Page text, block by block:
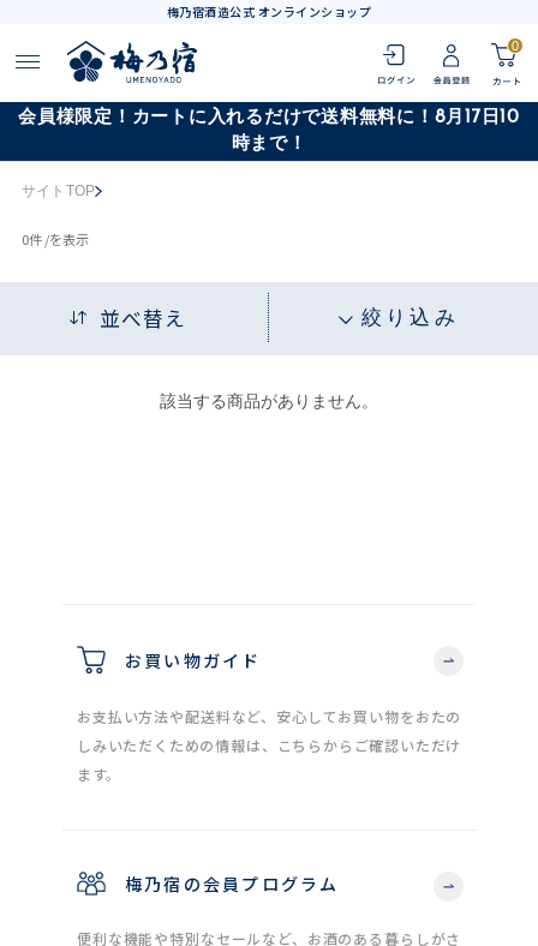
梅乃宿酒造公式 オンラインショップ
0
会員様限定！カートに入れるだけで送料無料に！8月17日10
時まで！
サイトTOP
0件 /を表示
並べ替え 絞り込み
該当する商品がありません。
お買い物ガイド
お支払い方法や配送料など、安心してお買い物をおたの
しみいただくための情報は、こちらからご確認いただけ
ます。
梅乃宿の会員プログラム
便利な機能や特別なセールなど、お酒のある暮らしがさ